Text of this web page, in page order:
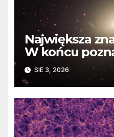
Największa
W końcu
faktyczne
SIE 3, 2026